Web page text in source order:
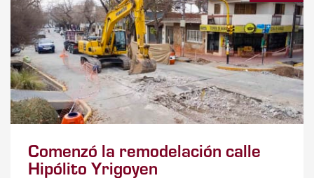
Comenzó la remodelación calle
Hipólito Yrigoyen